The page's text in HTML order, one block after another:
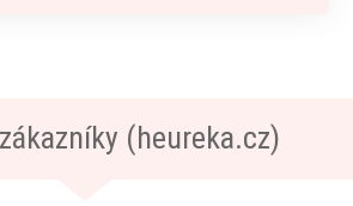
(heureka.cz)